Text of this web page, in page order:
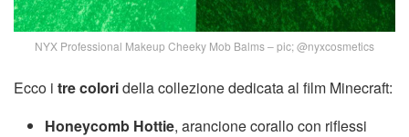
NYX Professional Makeup Cheeky Mob Balms – pic; @nyxcosmetics
Ecco i tre coloridella collezione dedicata al film Minecraft:
Honeycomb Hottie, arancione corallo con riflessi